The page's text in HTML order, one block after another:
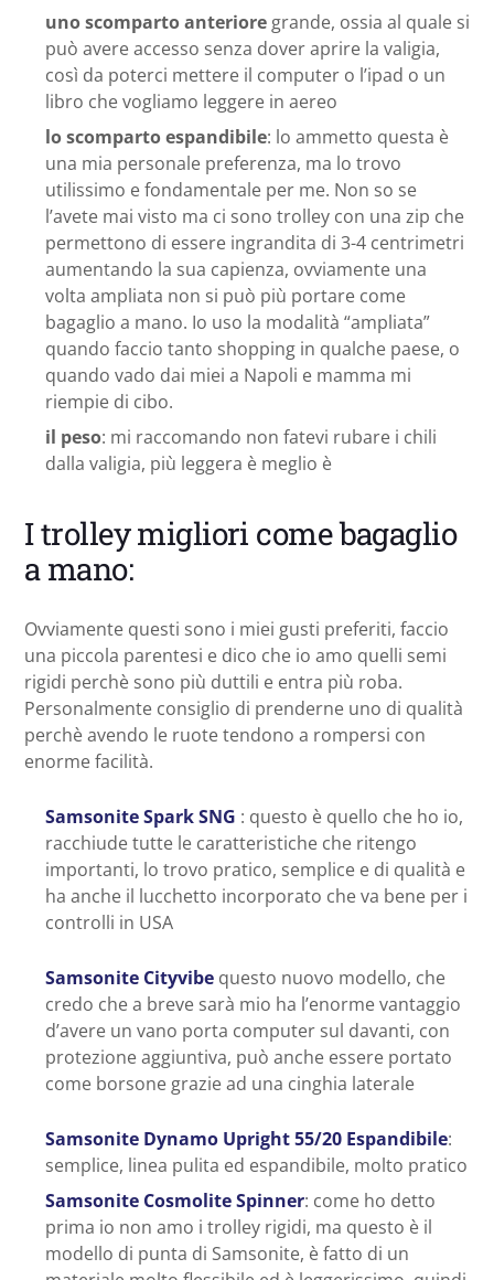
uno scomparto anteriore grande, ossia al quale si
può avere accesso senza dover aprire la valigia,
così da poterci mettere il computer o l’ipad o un
libro che vogliamo leggere in aereo
lo scomparto espandibile: lo ammetto questa è
una mia personale preferenza, ma lo trovo
utilissimo e fondamentale per me. Non so se
l’avete mai visto ma ci sono trolley con una zip che
permettono di essere ingrandita di 3-4 centrimetri
aumentando la sua capienza, ovviamente una
volta ampliata non si può più portare come
bagaglio a mano. Io uso la modalità “ampliata”
quando faccio tanto shopping in qualche paese, o
quando vado dai miei a Napoli e mamma mi
riempie di cibo.
il peso: mi raccomando non fatevi rubare i chili
dalla valigia, più leggera è meglio è
I trolley migliori come bagaglio
a mano:
Ovviamente questi sono i miei gusti preferiti, faccio
una piccola parentesi e dico che io amo quelli semi
rigidi perchè sono più duttili e entra più roba.
Personalmente consiglio di prenderne uno di qualità
perchè avendo le ruote tendono a rompersi con
enorme facilità.
Samsonite Spark SNG : questo è quello che ho io,
racchiude tutte le caratteristiche che ritengo
importanti, lo trovo pratico, semplice e di qualità e
ha anche il lucchetto incorporato che va bene per i
controlli in USA
Samsonite Cityvibe questo nuovo modello, che
credo che a breve sarà mio ha l’enorme vantaggio
d’avere un vano porta computer sul davanti, con
protezione aggiuntiva, può anche essere portato
come borsone grazie ad una cinghia laterale
Samsonite Dynamo Upright 55/20 Espandibile:
semplice, linea pulita ed espandibile, molto pratico
Samsonite Cosmolite Spinner: come ho detto
prima io non amo i trolley rigidi, ma questo è il
modello di punta di Samsonite, è fatto di un